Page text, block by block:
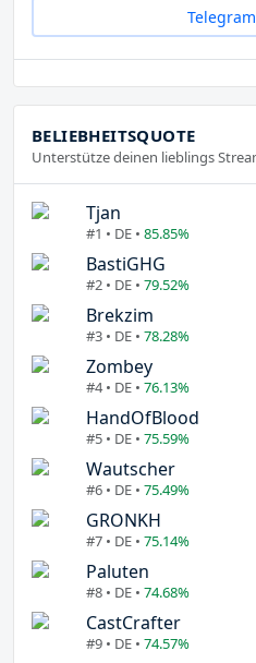
BELIEBHEITSQUOTE
Unterstütze deinen lieblings
Tjan
#1 • DE • 85.85%
BastiGHG
#2 • DE • 79.52%
Brekzim
#3 • DE • 78.28%
Zombey
#4 • DE • 76.13%
HandOfBlood
#5 • DE • 75.59%
Wautscher
#6 • DE • 75.49%
GRONKH
#7 • DE • 75.14%
Paluten
#8 • DE • 74.68%
CastCrafter
#9 • DE • 74.57%